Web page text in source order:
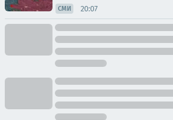
СМИ 20:07